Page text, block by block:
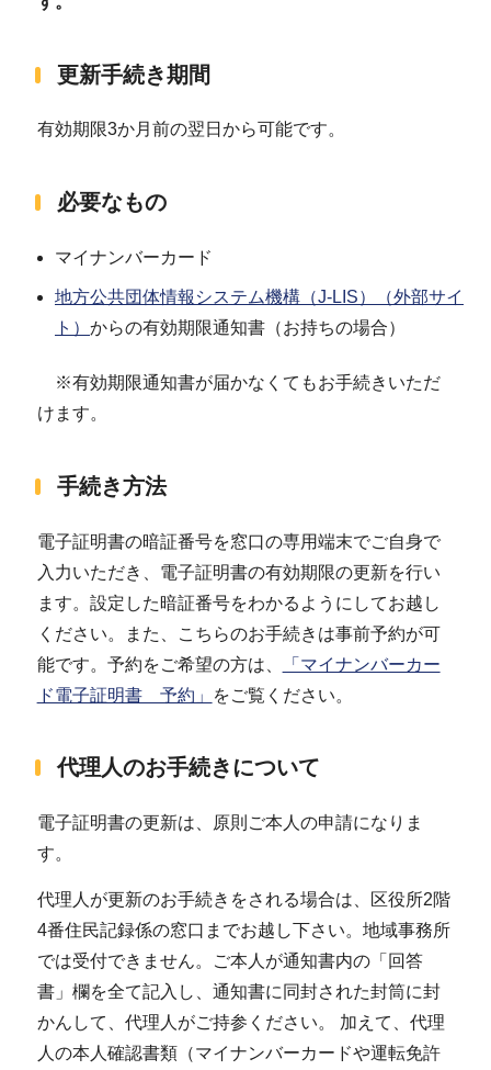
更新手続き期間
有効期限3か月前の翌日から可能です。
必要なもの
マイナンバーカード
地方公共団体情報システム機構（J-LIS）（外部サイ
ト） からの有効期限通知書（お持ちの場合）
※有効期限通知書が届かなくてもお手続きいただ
けます。
手続き方法
電子証明書の暗証番号を窓口の専用端末でご自身で
入力いただき、電子証明書の有効期限の更新を行い
ます。設定した暗証番号をわかるようにしてお越し
ください。また、こちらのお手続きは事前予約が可
能です。予約をご希望の方は、
「マイナンバーカー
ド電子証明書 予約」
をご覧ください。
代理人のお手続きについて
電子証明書の更新は、原則ご本人の申請になりま
す。
代理人が更新のお手続きをされる場合は、区役所2階
4番住民記録係の窓口までお越し下さい。地域事務所
では受付できません。ご本人が通知書内の「回答
書」欄を全て記入し、通知書に同封された封筒に封
かんして、代理人がご持参ください。 加えて、代理
人の本人確認書類（マイナンバーカードや運転免許